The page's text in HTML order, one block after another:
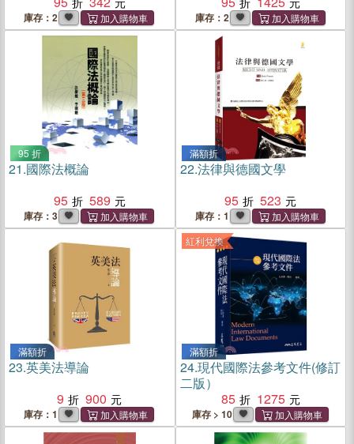
庫存：2 庫存：2
95 折
21.國際法概論
95
589
庫存：3
滿額折
22.法律與德國文學
95
523
庫存：1
滿額折
23.英美法導論
9
900
庫存：1
紅利兌換
滿額折
24.現代國際法參考文件(修訂
二版）
85
1275
庫存 > 10